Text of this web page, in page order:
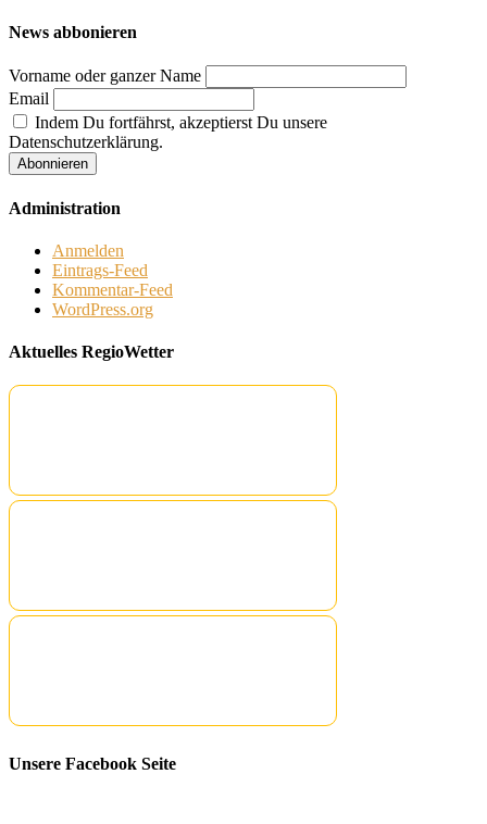
News abbonieren
Vorname oder ganzer Name
Email
Indem Du fortfährst, akzeptierst Du unsere
Datenschutzerklärung.
Administration
Anmelden
Eintrags-Feed
Kommentar-Feed
WordPress.org
Aktuelles RegioWetter
Unsere Facebook Seite